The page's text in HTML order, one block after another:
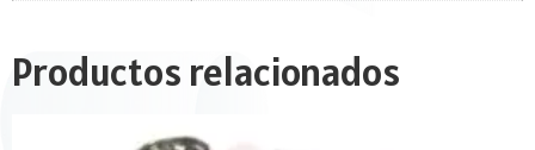
Productos relacionados